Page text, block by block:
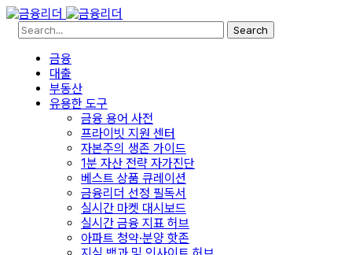
Search
금융
대출
부동산
유용한 도구
금융 용어 사전
프라이빗 지원 센터
자본주의 생존 가이드
1분 자산 전략 자가진단
베스트 상품 큐레이션
금융리더 선정 필독서
실시간 마켓 대시보드
실시간 금융 지표 허브
아파트 청약·분양 핫존